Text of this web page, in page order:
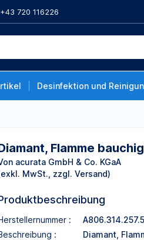
+43 720 116226
Desinfektion und
bauchig, ⌀ 2 mm, fein,
Flamme
acurata GmbH & Co. KGaA
MwSt., zzgl. Versand)
:
:
Diamant,